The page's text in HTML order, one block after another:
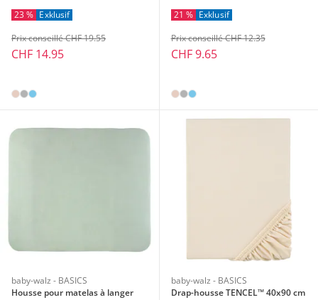
23 % Exklusif
CHF 14.95
Prix conseillé CHF 19.55
21 % Exklusif
CHF 9.65
Prix conseillé CHF 12.35
baby-walz - BASICS
Housse pour matelas à langer
baby-walz - BASICS
Drap-housse TENCEL™ 40x90 cm